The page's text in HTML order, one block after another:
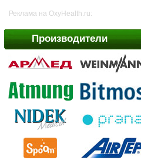
Реклама на OxyHealth.ru:
Производители